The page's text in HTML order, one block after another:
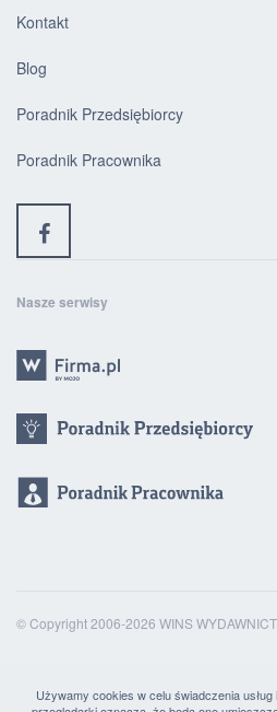
Kontakt
Blog
Poradnik Przedsiębiorcy
Poradnik Pracownika
Nasze serwisy
© Copyright 2006-2026 WINS
Używamy cookies w celu świadczenia